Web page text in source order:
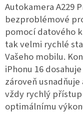
Autokamera A229
bezproblémové
pomocí datového
tak velmi rychlé
Vašeho mobilu.
iPhonu 16
zároveň
vždy rychlý
optimálnímu